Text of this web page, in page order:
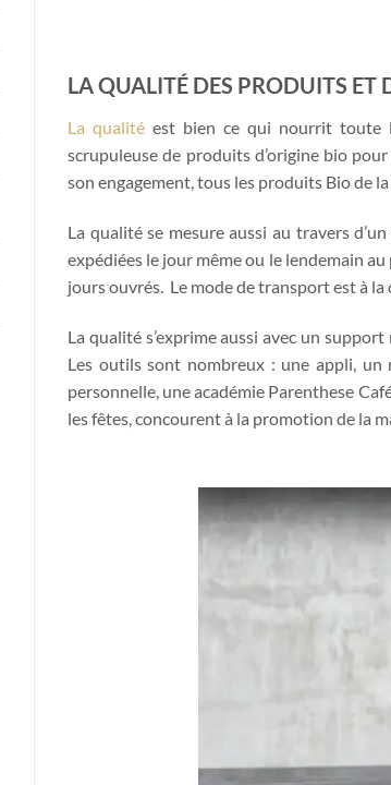
LA QUALITÉ DES PRODUITS ET
La qualitéest bien ce qui nourrit toute
scrupuleuse de produits d’origine bio
son engagement, tous les produits Bio de
La qualité se mesure aussi au travers
expédiées le jour même ou le lendemain
jours ouvrés. Le mode de transport est à
La qualité s’exprime aussi avec un
Les outils sont nombreux : une appli, un
personnelle, une académie Parenthese
les fêtes, concourent à la promotion de la